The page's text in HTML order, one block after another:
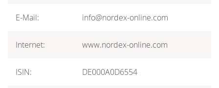
E-Mail: info@nordex-online.com
Internet: www.nordex-online.com
ISIN: DE000A0D6554